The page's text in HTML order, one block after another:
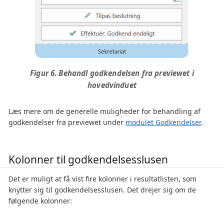
Figur 6. Behandl godkendelsen fra previewet i
hovedvinduet
Læs mere om de generelle muligheder for behandling af
godkendelser fra previewet under modulet Godkendelser.
Kolonner til godkendelsesslusen
Det er muligt at få vist fire kolonner i resultatlisten, som
knytter sig til godkendelsesslusen. Det drejer sig om de
følgende kolonner: